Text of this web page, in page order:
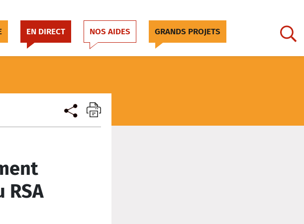
EN DIRECT NOS AIDES GRANDS PROJETS